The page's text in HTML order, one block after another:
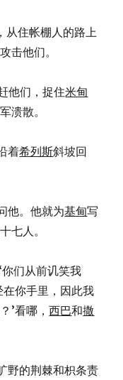
从住帐棚人的路上
击他们。
他们，捉住米甸
溃散。
着希列斯斜坡回
他。他就为基甸写
七人。
们从前讥笑我
你手里，因此我
’看哪，西巴和撒
野的荆棘和枳条责